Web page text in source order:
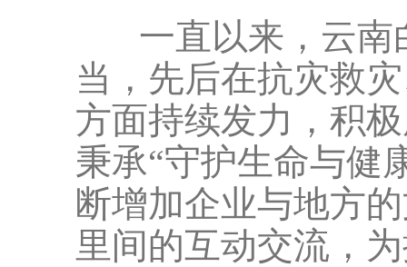
一直以来，云南
当，先后在抗灾救
方面持续发力，积
秉承“守护生命与健
断增加企业与地方
里间的互动交流，